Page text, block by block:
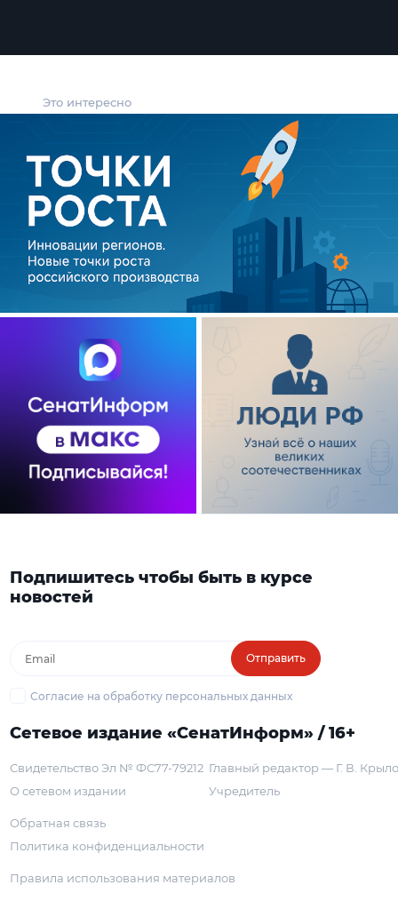
Это интересно
Подпишитесь чтобы быть в курсе
новостей
Отправить
Согласие на обработку персональных данных
Сетевое издание «СенатИнформ» / 16+
Свидетельство Эл № ФС77-79212
О сетевом издании
Главный редактор — Г. В.
Учредитель
Обратная связь
Политика конфиденциальности
Правила использования материалов